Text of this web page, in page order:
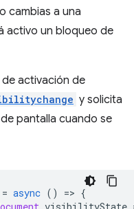
cambias a una
activo un bloqueo de
activación de
y solicita
pantalla cuando se
= async () => {